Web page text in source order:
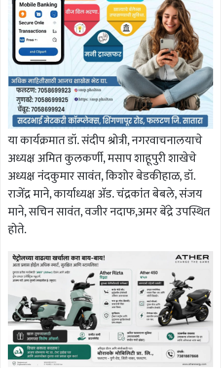
या कार्यक्रमात डॉ. संदीप श्रोत्री, नगरवाचनालयाचे
अध्यक्ष अमित कुलकर्णी, मसाप शाहूपुरी शाखेचे
अध्यक्ष नंदकुमार सावंत, किशोर बेडकीहाळ, डॉ.
राजेंद्र माने, कार्याध्यक्ष अ‍ॅड. चंद्रकांत बेबले, संजय
माने, सचिन सावंत, वजीर नदाफ,अमर बेंद्रे उपस्थित
होते.